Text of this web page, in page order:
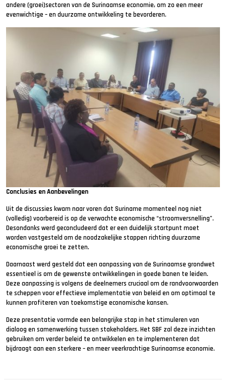
andere (groei)sectoren van de Surinaamse economie, om zo een meer
evenwichtige – en duurzame ontwikkeling te bevorderen.
Conclusies en Aanbevelingen
Uit de discussies kwam naar voren dat Suriname momenteel nog niet
(volledig) voorbereid is op de verwachte economische “stroomversnelling”.
Desondanks werd geconcludeerd dat er een duidelijk startpunt moet
worden vastgesteld om de noodzakelijke stappen richting duurzame
economische groei te zetten.
Daarnaast werd gesteld dat een aanpassing van de Surinaamse grondwet
essentieel is om de gewenste ontwikkelingen in goede banen te leiden.
Deze aanpassing is volgens de deelnemers cruciaal om de randvoorwaarden
te scheppen voor effectieve implementatie van beleid en om optimaal te
kunnen profiteren van toekomstige economische kansen.
Deze presentatie vormde een belangrijke stap in het stimuleren van
dialoog en samenwerking tussen stakeholders. Het SBF zal deze inzichten
gebruiken om verder beleid te ontwikkelen en te implementeren dat
bijdraagt aan een sterkere – en meer veerkrachtige Surinaamse economie.